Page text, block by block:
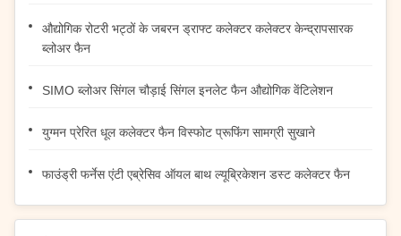
औद्योगिक रोटरी भट्ठों के जबरन ड्राफ्ट कलेक्टर कलेक्टर केन्द्रापसारक
ब्लोअर फैन
SIMO ब्लोअर सिंगल चौड़ाई सिंगल इनलेट फैन औद्योगिक वेंटिलेशन
युग्मन प्रेरित धूल कलेक्टर फैन विस्फोट प्रूफिंग सामग्री सुखाने
फाउंड्री फर्नेस एंटी एब्रेसिव ऑयल बाथ ल्यूब्रिकेशन डस्ट कलेक्टर फैन